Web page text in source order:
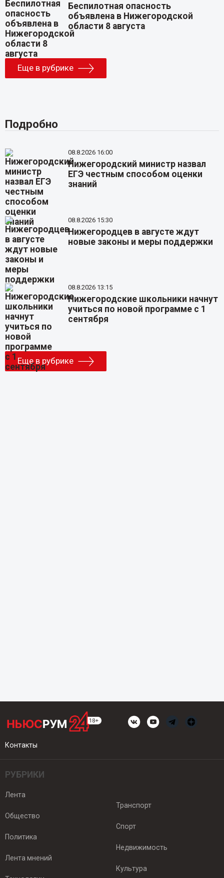
Беспилотная опасность
объявлена в Нижегородской
области 8 августа
Еще в рубрике
Подробно
08.8.2026 16:00
Нижегородский министр назвал
ЕГЭ честным способом оценки
знаний
08.8.2026 15:30
Нижегородцев в августе ждут
новые законы и меры поддержки
08.8.2026 13:15
Нижегородские школьники начнут
учиться по новой программе с 1
сентября
Еще в рубрике
Контакты
РУБРИКИ
Лента
Общество
Политика
Лента мнений
Транспорт
Спорт
Недвижимость
Культура